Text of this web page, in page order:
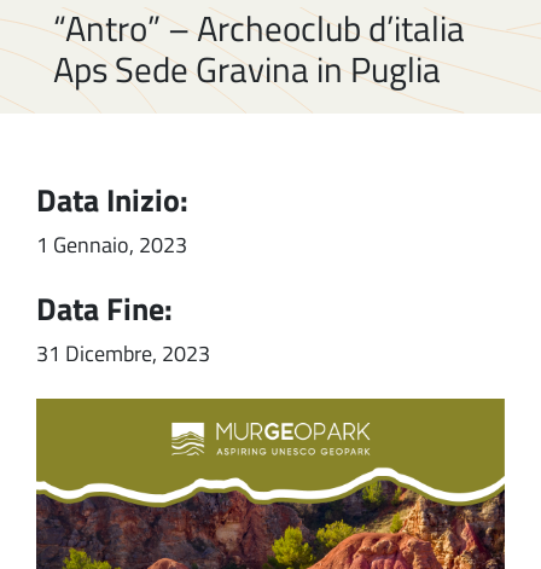
“Antro” – Archeoclub d’italia
Aps Sede Gravina in Puglia
Data Inizio:
1 Gennaio, 2023
Data Fine:
31 Dicembre, 2023
Image